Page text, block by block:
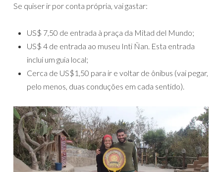
Se quiser ir por conta própria, vai gastar:
US$ 7,50 de entrada à praça da Mitad del Mundo;
US$ 4 de entrada ao museu Inti Ñan. Esta entrada
inclui um guia local;
Cerca de US$1,50 para ir e voltar de ônibus (vai pegar,
pelo menos, duas conduções em cada sentido).